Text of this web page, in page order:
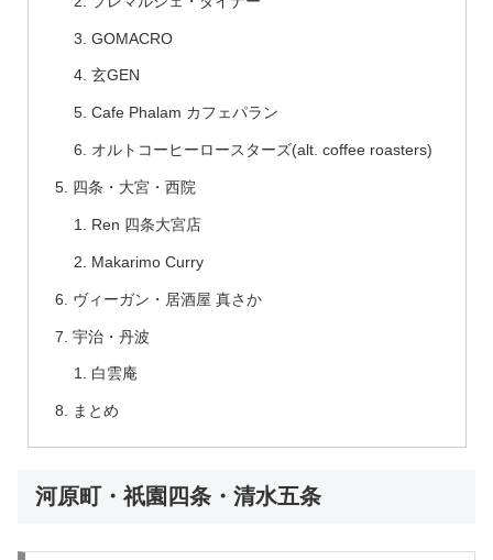
GOMACRO
玄GEN
Cafe Phalam カフェパラン
オルトコーヒーロースターズ(alt. coffee roasters)
四条・大宮・西院
Ren 四条大宮店
Makarimo Curry
ヴィーガン・居酒屋 真さか
宇治・丹波
白雲庵
まとめ
河原町・祇園四条・清水五条